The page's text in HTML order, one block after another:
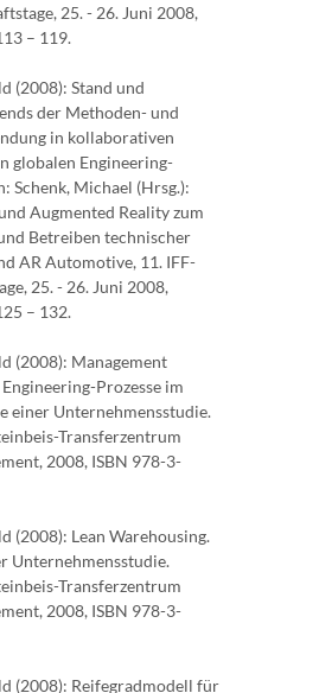
25. - 26. Juni 2008,
– 119.
(2008): Stand und
der Methoden- und
in kollaborativen
globalen Engineering-
Schenk, Michael (Hrsg.):
Augmented Reality zum
Betreiben technischer
AR Automotive, 11. IFF-
25. - 26. Juni 2008,
– 132.
(2008): Management
Prozesse im
einer Unternehmensstudie.
Transferzentrum
2008, ISBN 978-3-
(2008): Lean Warehousing.
Unternehmensstudie.
Transferzentrum
2008, ISBN 978-3-
(2008): Reifegradmodell für